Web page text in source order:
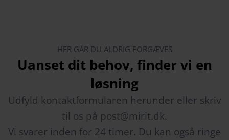
HER GÅR DU ALDRIG FORGÆVES
Uanset dit behov, finder vi en
løsning
Udfyld kontaktformularen herunder eller skriv
til os på post@mirit.dk.
Vi svarer inden for 24 timer. Du kan også ringe